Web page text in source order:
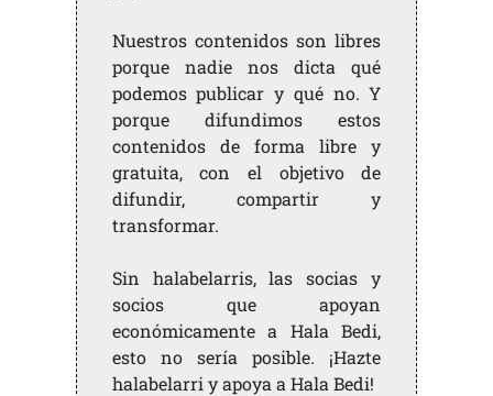
Nuestros contenidos son libres
porque nadie nos dicta qué
podemos publicar y qué no. Y
porque difundimos estos
contenidos de forma libre y
gratuita, con el objetivo de
difundir, compartir y
transformar.
Sin halabelarris, las socias y
socios que apoyan
económicamente a Hala Bedi,
esto no sería posible. ¡Hazte
halabelarri y apoya a Hala Bedi!